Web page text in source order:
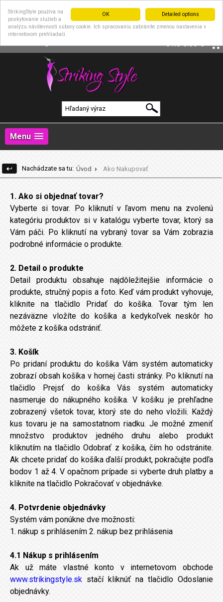
Detailed options
OK
StrikingStyle používa na
poskytovanie služieb a
analýzu návštevnosti súbory cookie. Ich spracovaniu zabránite zmenou nastavenia v
internetovom prehliadači.
0 ks0.00 €
Menu
Nachádzate sa tu: Úvod Ako Nakupovať
1. Ako si objednať tovar?
Vyberte si tovar. Po kliknutí v ľavom menu na zvolenú
kategóriu produktov si v katalógu vyberte tovar, ktorý sa
Vám páči. Po kliknutí na vybraný tovar sa Vám zobrazia
podrobné informácie o produkte.
2. Detail o produkte
Detail produktu obsahuje najdôležitejšie informácie o
produkte, stručný popis a foto. Keď vám produkt vyhovuje,
kliknite na tlačidlo Pridať do košíka. Tovar tým len
nezáväzne vložíte do košíka a kedykoľvek neskôr ho
môžete z košíka odstrániť.
3. Košík
Po pridaní produktu do košíka Vám systém automaticky
zobrazí obsah košíka v hornej časti stránky. Po kliknutí na
tlačidlo Prejsť do košíka Vás systém automaticky
nasmeruje do nákupného košíka. V košíku je prehľadne
zobrazený všetok tovar, ktorý ste do neho vložili. Každý
kus tovaru je na samostatnom riadku. Je možné zmeniť
množstvo produktov jedného druhu alebo produkt
kliknutím na tlačidlo Odobrať z košíka, čím ho odstránite.
Ak chcete pridať do košíka ďalší produkt, pokračujte podľa
bodov 1 až 4. V opačnom prípade si vyberte druh platby a
kliknite na tlačidlo Pokračovať v objednávke.
4. Potvrdenie objednávky
Systém vám ponúkne dve možnosti:
1. nákup s prihlásením 2. nákup bez prihlásenia
4.1 Nákup s prihlásením
Ak už máte vlastné konto v internetovom obchode
www.strikingstyle.sk stačí kliknúť na tlačidlo Odoslanie
objednávky.